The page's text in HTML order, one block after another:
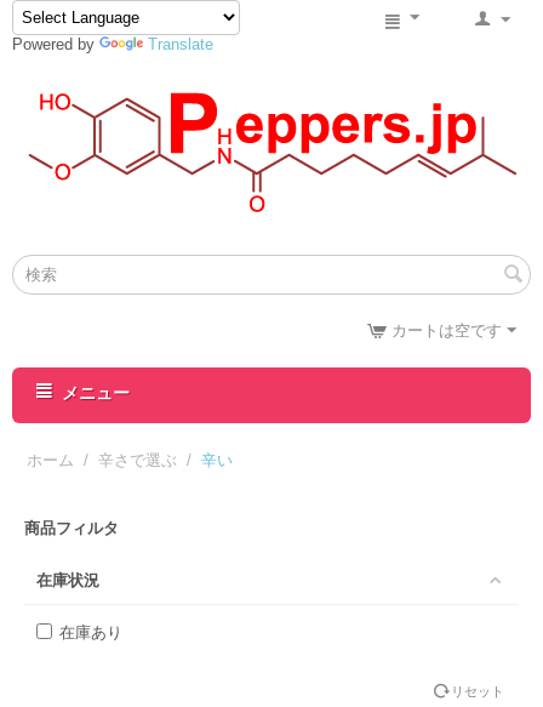
Powered by Translate
カートは空です
メニュー
ホーム / 辛さで選ぶ / 辛い
商品フィルタ
在庫状況
在庫あり
リセット